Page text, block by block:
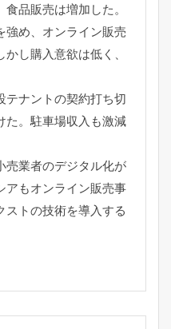
品販売は増加した。
め、 オンライン販売
し購入意欲は低く、
テナントの契約打ち切
。 駐車場収入も激減
売業者のデジタル化が
アもオンライン販売事
ストの技術を導入する